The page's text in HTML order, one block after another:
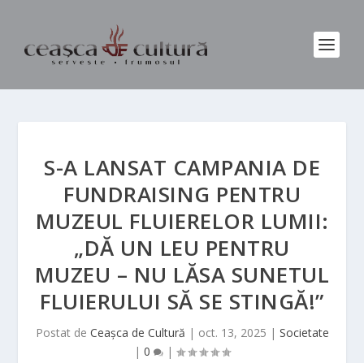
S-A LANSAT CAMPANIA DE
FUNDRAISING PENTRU
MUZEUL FLUIERELOR LUMII:
„DĂ UN LEU PENTRU
MUZEU – NU LĂSA SUNETUL
FLUIERULUI SĂ SE STINGĂ!”
Postat de Ceașca de Cultură | oct. 13, 2025 | Societate
| 0 |